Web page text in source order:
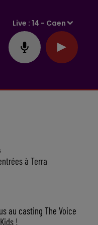
Live :14 - Caen
à Terra
au casting The Voice
!